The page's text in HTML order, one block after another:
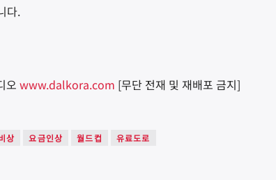
다.
오 www.dalkora.com [무단 전재 및 재배포 금지]
상 요금인상 월드컵 유료도로